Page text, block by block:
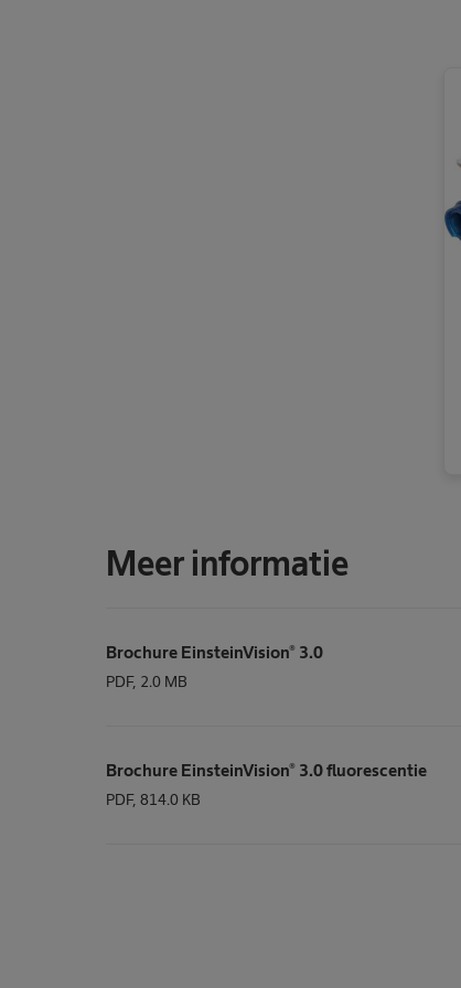
Meer informatie
Brochure EinsteinVision® 3.0
PDF, 2.0 MB
Brochure EinsteinVision® 3.0 fluorescentie
PDF, 814.0 KB